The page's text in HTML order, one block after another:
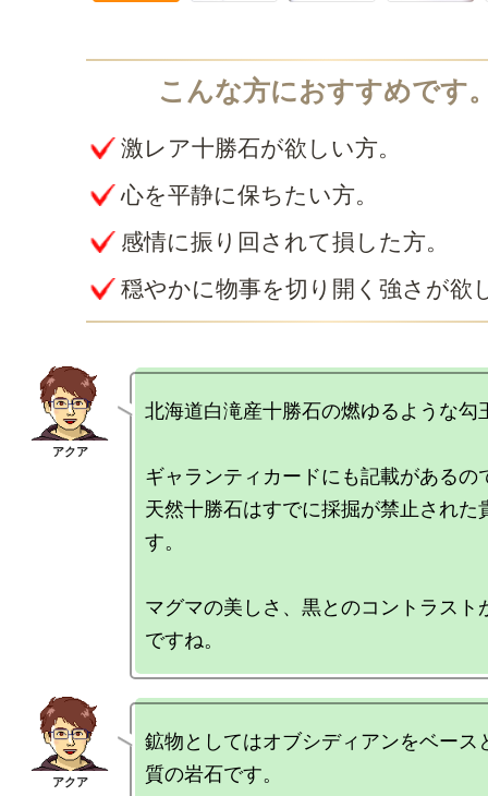
激レア十勝石が欲しい方。
心を平静に保ちたい方。
感情に振り回されて損した方。
穏やかに物事を切り開く強さが欲
北海道白滝産十勝石の燃ゆるような勾
ギャランティカードにも記載があるの
天然十勝石はすでに採掘が禁止された
す。
マグマの美しさ、黒とのコントラスト
鉱物としてはオブシディアンをベース
質の岩石です。